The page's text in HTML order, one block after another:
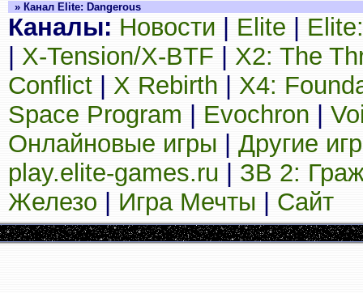
» Канал Elite: Dangerous
Каналы: Новости Elite
X-Tension/X-BTF
X2: The
Conflict
X Rebirth
X4:
Space Program
Evochron
Онлайновые игры
Другие
play.elite-games.ru
ЗВ 2:
Железо
Игра Мечты Сайт